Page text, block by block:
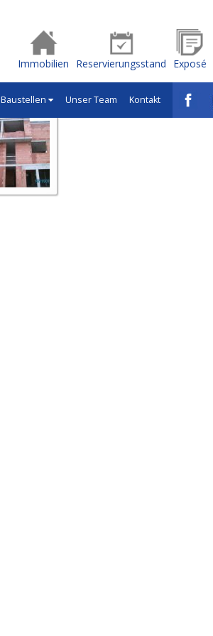
Immobilien Reservierungsstand Exposé
Baustellen Unser Team Kontakt